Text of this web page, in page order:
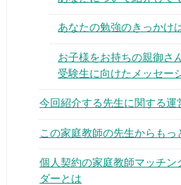
あなたの勉強のきっかけ
お子様をお持ちの親御さ
受験生に向けたメッセー
今回紹介する先生に関する運
この家庭教師の先生からも
個人契約の家庭教師マッチン
ダーとは